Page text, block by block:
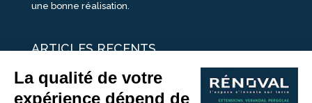
une bonne réalisation.
ARTICLES RECENTS
25 idées de vérandas design
Un été pour une véranda